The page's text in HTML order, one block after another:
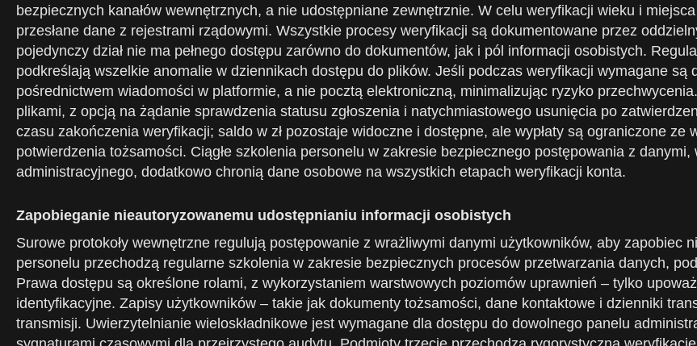
bezpiecznych kanałów wewnętrznych, a nie udostępniane zewnętrznie. W celu weryfikacji wieku i
przesłane dane z rejestrami rządowymi. Wszystkie procesy weryfikacji są dokumentowane przez
pojedynczy dział nie ma pełnego dostępu zarówno do dokumentów, jak i pól informacji osobistych.
podkreślają wszelkie anomalie w dziennikach dostępu do plików. Jeśli podczas weryfikacji wymagane są
pośrednictwem wiadomości w platformie, a nie pocztą elektroniczną, minimalizując ryzyko
plikami, z opcją na żądanie sprawdzenia statusu zgłoszenia i natychmiastowego usunięcia po
czasu zakończenia weryfikacji; saldo w zł pozostaje widoczne i dostępne, ale wypłaty są ograniczone
potwierdzenia tożsamości. Ciągłe szkolenia personelu w zakresie bezpiecznego postępowania z
administracyjnego, dodatkowo chronią dane osobowe na wszystkich etapach weryfikacji konta.
Zapobieganie nieautoryzowanemu udostępnianiu informacji osobistych
Surowe protokoły wewnętrzne regulują postępowanie z wrażliwymi danymi użytkowników, aby zapobiec
personelu przechodzą regularne szkolenia w zakresie bezpiecznych procesów przetwarzania danych,
Prawa dostępu są określone rolami, z wykorzystaniem warstwowych poziomów uprawnień – tylko
identyfikacyjne. Zapisy użytkowników – takie jak dokumenty tożsamości, dane kontaktowe i dzienniki
transmisji. Uwierzytelnianie wieloskładnikowe jest wymagane dla dostępu do dowolnego panelu